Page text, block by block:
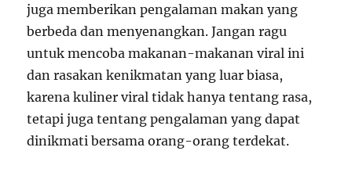
juga memberikan pengalaman makan yang
berbeda dan menyenangkan. Jangan ragu
untuk mencoba makanan-makanan viral ini
dan rasakan kenikmatan yang luar biasa,
karena kuliner viral tidak hanya tentang rasa,
tetapi juga tentang pengalaman yang dapat
dinikmati bersama orang-orang terdekat.